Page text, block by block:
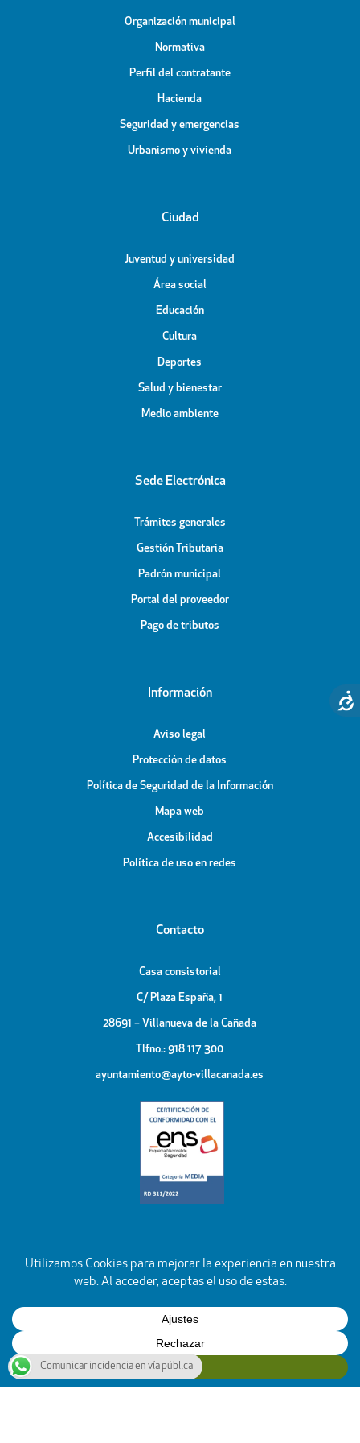
Organización municipal
Normativa
Perfil del contratante
Hacienda
Seguridad y emergencias
Urbanismo y vivienda
Ciudad
Juventud y universidad
Área social
Educación
Cultura
Deportes
Salud y bienestar
Medio ambiente
Sede Electrónica
Trámites generales
Gestión Tributaria
Padrón municipal
Portal del proveedor
Pago de tributos
Información
Aviso legal
Protección de datos
Política de Seguridad de la Información
Mapa web
Accesibilidad
Política de uso en redes
Contacto
Casa consistorial
C/ Plaza España, 1
28691 – Villanueva de la Cañada
Tlfno.: 918 117 300
ayuntamiento@ayto-villacanada.es
Comunicar incidencia en vía pública